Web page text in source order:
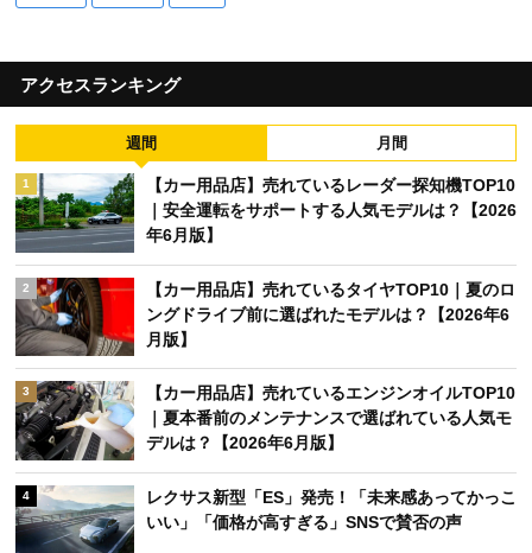
アクセスランキング
週間 月間
1
【カー用品店】売れているレーダー探知機TOP10
｜安全運転をサポートする人気モデルは？【2026
年6月版】
2
【カー用品店】売れているタイヤTOP10｜夏のロ
ングドライブ前に選ばれたモデルは？【2026年6
月版】
3
【カー用品店】売れているエンジンオイルTOP10
｜夏本番前のメンテナンスで選ばれている人気モ
デルは？【2026年6月版】
4
レクサス新型「ES」発売！「未来感あってかっこ
いい」「価格が高すぎる」SNSで賛否の声